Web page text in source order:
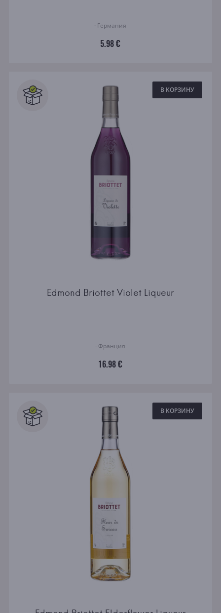
· Германия
5.98 €
В КОРЗИНУ
Edmond Briottet Violet Liqueur
· Франция
16.98 €
В КОРЗИНУ